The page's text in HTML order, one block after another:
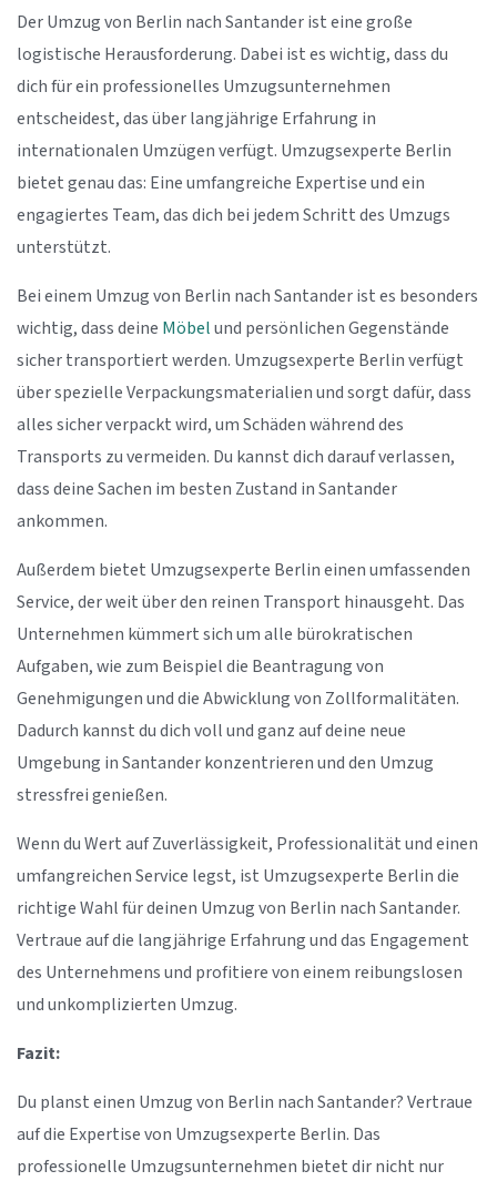
Der Umzug von Berlin nach Santander ist eine große
logistische Herausforderung. Dabei ist es wichtig, dass du
dich für ein professionelles Umzugsunternehmen
entscheidest, das über langjährige Erfahrung in
internationalen Umzügen verfügt. Umzugsexperte Berlin
bietet genau das: Eine umfangreiche Expertise und ein
engagiertes Team, das dich bei jedem Schritt des Umzugs
unterstützt.
Bei einem Umzug von Berlin nach Santander ist es besonders
wichtig, dass deine Möbelund persönlichen Gegenstände
sicher transportiert werden. Umzugsexperte Berlin verfügt
über spezielle Verpackungsmaterialien und sorgt dafür, dass
alles sicher verpackt wird, um Schäden während des
Transports zu vermeiden. Du kannst dich darauf verlassen,
dass deine Sachen im besten Zustand in Santander
ankommen.
Außerdem bietet Umzugsexperte Berlin einen umfassenden
Service, der weit über den reinen Transport hinausgeht. Das
Unternehmen kümmert sich um alle bürokratischen
Aufgaben, wie zum Beispiel die Beantragung von
Genehmigungen und die Abwicklung von Zollformalitäten.
Dadurch kannst du dich voll und ganz auf deine neue
Umgebung in Santander konzentrieren und den Umzug
stressfrei genießen.
Wenn du Wert auf Zuverlässigkeit, Professionalität und einen
umfangreichen Service legst, ist Umzugsexperte Berlin die
richtige Wahl für deinen Umzug von Berlin nach Santander.
Vertraue auf die langjährige Erfahrung und das Engagement
des Unternehmens und profitiere von einem reibungslosen
und unkomplizierten Umzug.
Fazit:
Du planst einen Umzug von Berlin nach Santander? Vertraue
auf die Expertise von Umzugsexperte Berlin. Das
professionelle Umzugsunternehmen bietet dir nicht nur